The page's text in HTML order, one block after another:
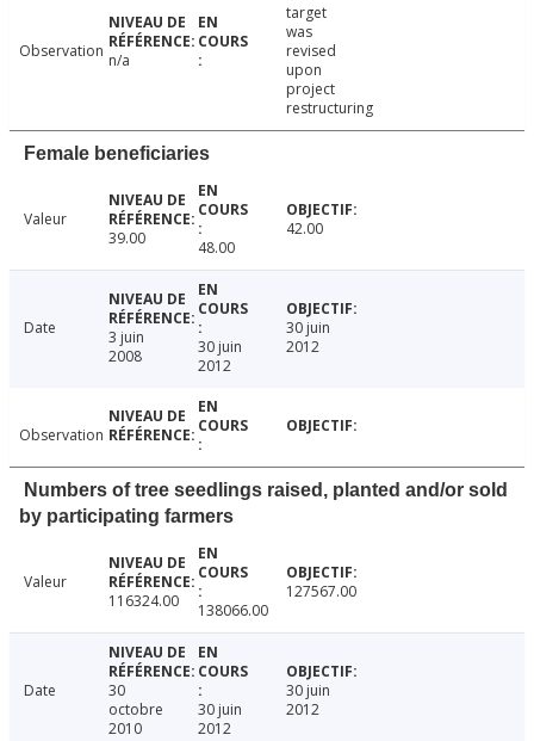
Observation n/a
target
was
revised
upon
project
restructuring
Female beneficiaries
Valeur
39.00
48.00
42.00
Date
3 juin
2008
30 juin
2012
30 juin
2012
Observation
Numbers of tree seedlings raised, planted and/or sold
by participating farmers
Valeur
116324.00
138066.00
127567.00
Date
30
octobre
2010
30 juin
2012
30 juin
2012